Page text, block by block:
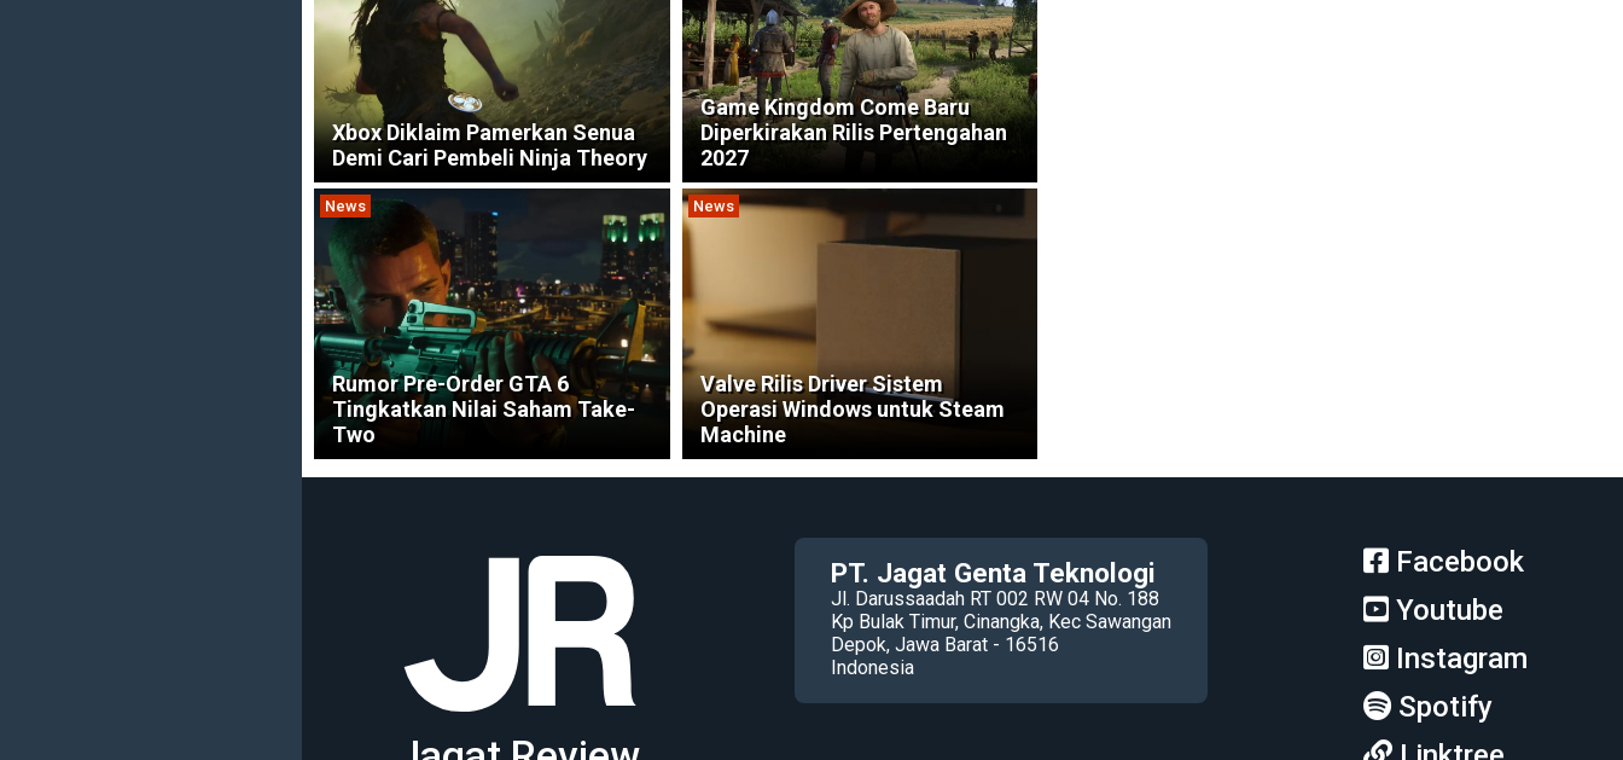
Xbox Diklaim Pamerkan Senua
Demi Cari Pembeli Ninja Theory
Game Kingdom Come Baru
Diperkirakan Rilis Pertengahan
2027
News
Rumor Pre-Order GTA 6
Tingkatkan Nilai Saham Take-
Two
News
Valve Rilis Driver Sistem
Operasi Windows untuk Steam
Machine
PT. Jagat Genta Teknologi
Jl. Darussaadah RT 002 RW 04 No. 188
Kp Bulak Timur, Cinangka, Kec Sawangan
Depok, Jawa Barat - 16516
Indonesia
Facebook
Youtube
Instagram
Spotify